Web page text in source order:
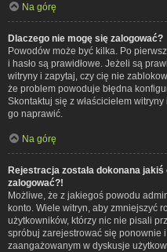
Na górę
Dlaczego nie mogę się zalogować?
Powodów może być kilka. Po
i hasło są prawidłowe. Jeżeli są
witryny i zapytaj, czy cię nie
że problem powoduje błędna
Skontaktuj się z właścicielem
go naprawić.
Na górę
Rejestracja została dokonana
zalogować?!
Możliwe, że z jakiegoś powodu
konto. Wiele witryn, aby zmniejszyć
użytkowników, którzy nic nie pisali
spróbuj zarejestrować się ponownie
zaangażowanym w dyskusje